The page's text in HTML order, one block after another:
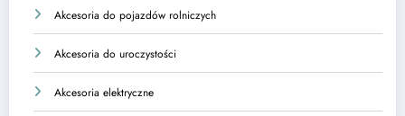
Akcesoria do pojazdów rolniczych
Akcesoria do uroczystości
Akcesoria elektryczne